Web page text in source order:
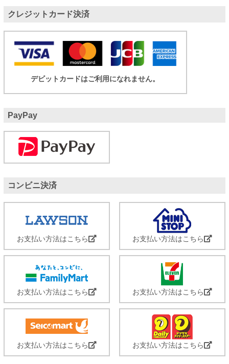
クレジットカード決済
デビットカードはご利用になれません。
PayPay
コンビニ決済
お支払い方法はこちら お支払い方法はこちら
お支払い方法はこちら お支払い方法はこちら
お支払い方法はこちら お支払い方法はこちら